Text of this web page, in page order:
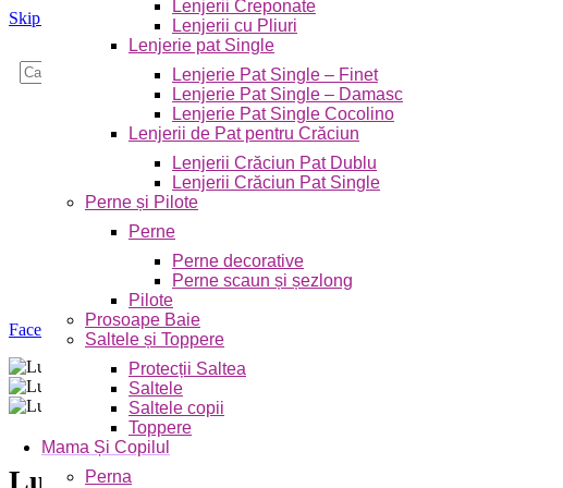
Skip to navigation Skip to main content
Caută
Lenjerii Creponate
Lenjerii cu Pliuri
Lenjerie pat Single
Lenjerie Pat Single – Finet
Lenjerie Pat Single – Damasc
Lenjerie Pat Single Cocolino
Lenjerii de Pat pentru Crăciun
Lenjerii Crăciun Pat Dublu
Lenjerii Crăciun Pat Single
Perne și Pilote
Perne
Perne decorative
Perne scaun și șezlong
Pilote
Prosoape Baie
Saltele și Toppere
Protecții Saltea
Saltele
Saltele copii
Toppere
Mama Și Copilul
Perna
Faceți click pentru a mări
Lumanare botez cu imprimeu Winnie-